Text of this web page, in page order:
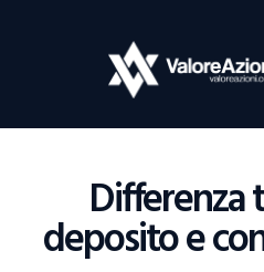
Differenza
deposito e
Home
Investimenti
Borsa
Guide Al Trading
Criptovalute